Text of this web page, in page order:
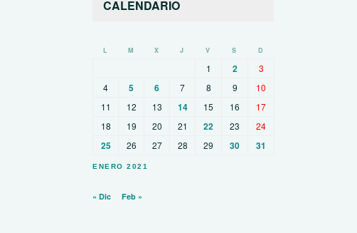
CALENDARIO
ENERO 2021
L M X J V S D
1 2
3
4
5 6 7 8 9
10
11
12 13 14 15 16
17
18
19 20 21 22 23 24
25 26 27 28 29 30 31
« Dic Feb »